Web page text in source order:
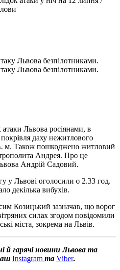
Львова безпілотниками.
Львова безпілотниками.
Львова росіянами, в
даху нежитлового
м. Також пошкоджено житловий
Андрея. Про це
Андрій Садовий.
у Львові оголосили о 2.33 год.
декілька вибухів.
Козицький зазначав, що ворог
силах згодом повідомили
міста, зокрема на Львів.
гарячі новини Львова та
Instagram та Viber.